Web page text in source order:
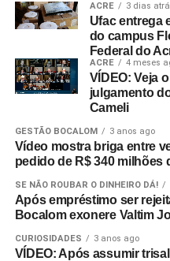
ACRE 3 dias
Ufac entrega
do campus
Federal do
ACRE 4 meses
VÍDEO: Veja
julgamento
Cameli
GESTÃO BOCALOM 3 anos ago
Vídeo mostra briga entre
pedido de R$ 340 milhões
SE NÃO ROUBAR O DINHEIRO DÁ!
Após empréstimo ser
Bocalom exonere Valtim
CURIOSIDADES 3 anos ago
VÍDEO: Após assumir